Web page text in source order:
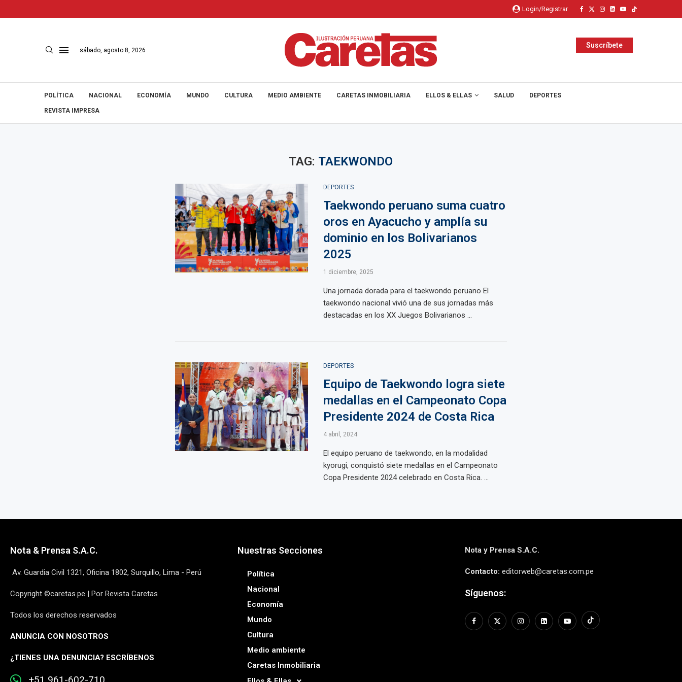
Login/Registrar
sábado, agosto 8, 2026
Suscríbete
POLÍTICA NACIONAL ECONOMÍA MUNDO CULTURA MEDIO AMBIENTE CARETAS INMOBILIARIA ELLOS & ELLAS SALUD DEPORTES
REVISTA IMPRESA
TAG: TAEKWONDO
DEPORTES
Taekwondo peruano suma cuatro
oros en Ayacucho y amplía su
dominio en los Bolivarianos
2025
1 diciembre, 2025
Una jornada dorada para el taekwondo peruano El
taekwondo nacional vivió una de sus jornadas más
destacadas en los XX Juegos Bolivarianos ...
DEPORTES
Equipo de Taekwondo logra siete
medallas en el Campeonato Copa
Presidente 2024 de Costa Rica
4 abril, 2024
El equipo peruano de taekwondo, en la modalidad
kyorugi, conquistó siete medallas en el Campeonato
Copa Presidente 2024 celebrado en Costa Rica. ...
Nota & Prensa S.A.C.
Av. Guardia Civil 1321, Oficina 1802, Surquillo, Lima - Perú
Copyright ©caretas.pe | Por Revista Caretas
Todos los derechos reservados
ANUNCIA CON NOSOTROS
¿TIENES UNA DENUNCIA? ESCRÍBENOS
Nuestras Secciones
Política
Nacional
Economía
Mundo
Cultura
Medio ambiente
Caretas Inmobiliaria
Nota y Prensa S.A.C.
Contacto: editorweb@caretas.com.pe
Síguenos: